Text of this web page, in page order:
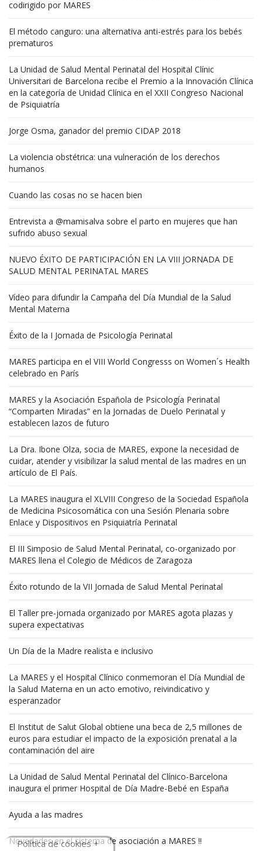
codirigido por MARES
El método canguro: una alternativa anti-estrés para los bebés
prematuros
La Unidad de Salud Mental Perinatal del Hospital Clínic
Universitari de Barcelona recibe el Premio a la Innovación Clínica
en la categoría de Unidad Clínica en el XXII Congreso Nacional
de Psiquiatría
Jorge Osma, ganador del premio CIDAP 2018
La violencia obstétrica: una vulneración de los derechos
humanos
Cuando las cosas no se hacen bien
Entrevista a @mamisalva sobre el parto en mujeres que han
sufrido abuso sexual
NUEVO ÉXITO DE PARTICIPACIÓN EN LA VIII JORNADA DE
SALUD MENTAL PERINATAL MARES
Vídeo para difundir la Campaña del Día Mundial de la Salud
Mental Materna
Éxito de la I Jornada de Psicología Perinatal
MARES participa en el VIII World Congresss on Women´s Health
celebrado en París
MARES y la Asociación Española de Psicología Perinatal
“Comparten Miradas” en la Jornadas de Duelo Perinatal y
establecen lazos de futuro
La Dra. Ibone Olza, socia de MARES, expone la necesidad de
cuidar, atender y visibilizar la salud mental de las madres en un
artículo de El País.
La MARES inaugura el XLVIII Congreso de la Sociedad Española
de Medicina Psicosomática con una Sesión Plenaria sobre
Enlace y Dispositivos en Psiquiatría Perinatal
El III Simposio de Salud Mental Perinatal, co-organizado por
MARES llena el Colegio de Médicos de Zaragoza
Éxito rotundo de la VII Jornada de Salud Mental Perinatal
El Taller pre-jornada organizado por MARES agota plazas y
supera expectativas
Un Día de la Madre realista e inclusivo
La MARES y el Hospital Clínico conmemoran el Día Mundial de
la Salud Materna en un acto emotivo, reivindicativo y
esperanzador
El Institut de Salut Global obtiene una beca de 2,5 millones de
euros para estudiar el impacto de la exposición prenatal a la
contaminación del aire
La Unidad de Salud Mental Perinatal del Clínico-Barcelona
inaugura el primer Hospital de Día Madre-Bebé en España
Ayuda a las madres
Novedades en el sistema de asociación a MARES !!
Política de cookies +